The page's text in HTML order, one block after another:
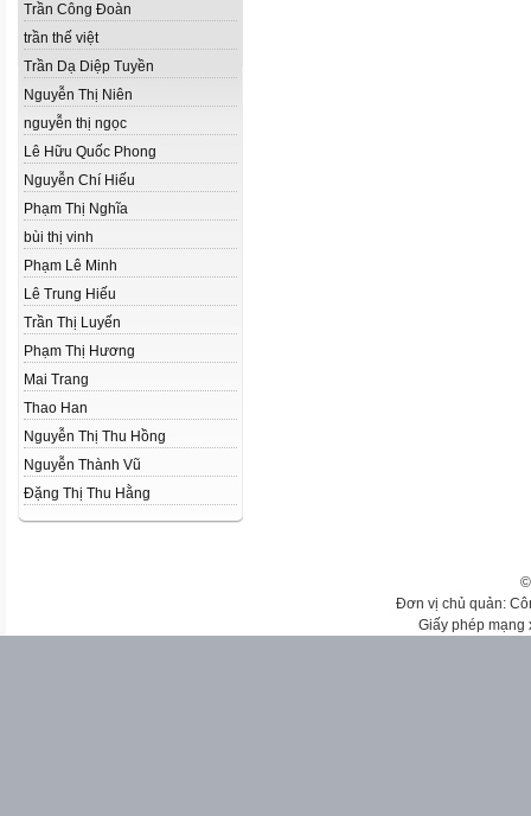
Trần Công Đoàn
trần thế việt
Trần Dạ Diệp Tuyền
Nguyễn Thị Niên
nguyễn thị ngọc
Lê Hữu Quốc Phong
Nguyễn Chí Hiếu
Phạm Thị Nghĩa
bùi thị vinh
Phạm Lê Minh
Lê Trung Hiếu
Trần Thị Luyến
Phạm Thị Hương
Mai Trang
Thao Han
Nguyễn Thị Thu Hồng
Nguyễn Thành Vũ
Đặng Thị Thu Hằng
Đơn vị chủ quản:
Giấy phép mạng